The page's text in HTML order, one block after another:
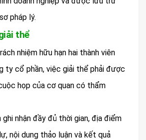
pháp lý.
thể
nhiệm hữu hạn hai thành viên
ty cổ phần, việc giải thể phải được
họp của cơ quan có thẩm
ghi nhận đầy đủ thời gian, địa điểm
nội dung thảo luận và kết quả